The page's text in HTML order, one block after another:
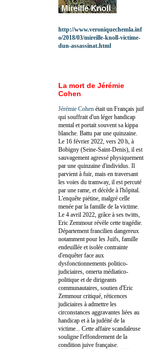
http://www.veroniquechemla.inf
o/2018/03/mireille-knoll-victime-
dun-assassinat.html
La mort de Jérémie
Cohen
Jérémie Cohen était un Français juif
qui souffrait d'un léger handicap
mental et portait souvent sa kippa
blanche. Battu par une quinzaine.
Le 16 février 2022, vers 20 h, à
Bobigny (Seine-Saint-Denis), il est
sauvagement agressé physiquement
par une quinzaine d'individus. Il
parvient à fuir, mais en traversant
les voies du tramway, il est percuté
par une rame, et décède à l'hôpital.
L'enquête piétine, malgré celle
menée par la famille de la victime.
Le 4 avril 2022, grâce à ses twitts,
Eric Zemmour révèle cette tragédie.
Département francilien dangereux
notamment pour les Juifs, famille
endeuillée et isolée contrainte
d'enquêter face aux
dysfonctionnements politico-
judiciaires, omerta médiatico-
politique et de dirigeants
communautaires, soutien d'Eric
Zemmour critiqué, réticences
judiciaires à admettre les
circonstances aggravantes liées au
handicap et à la judéité de la
victime... Cette affaire scandaleuse
souligne l'effondrement de la
condition juive française.